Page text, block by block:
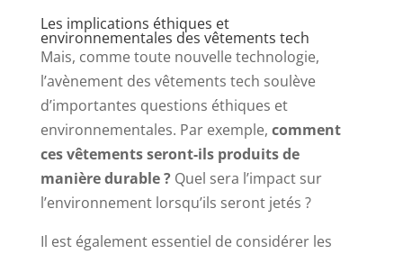
Les implications éthiques et
environnementales des vêtements tech
Mais, comme toute nouvelle technologie,
l’avènement des vêtements tech soulève
d’importantes questions éthiques et
environnementales. Par exemple, comment
ces vêtements seront-ils produits de
manière durable ?Quel sera l’impact sur
l’environnement lorsqu’ils seront jetés ?
Il est également essentiel de considérer les